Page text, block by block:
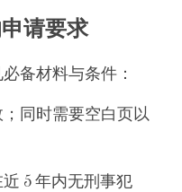
请要求
备材料与条件：
同时需要空白页以
5 年内无刑事犯